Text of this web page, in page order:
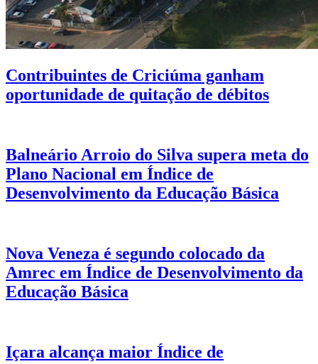
Contribuintes de Criciúma ganham
oportunidade de quitação de débitos
Balneário Arroio do Silva supera meta do
Plano Nacional em Índice de
Desenvolvimento da Educação Básica
Nova Veneza é segundo colocado da
Amrec em Índice de Desenvolvimento da
Educação Básica
Içara alcança maior Índice de